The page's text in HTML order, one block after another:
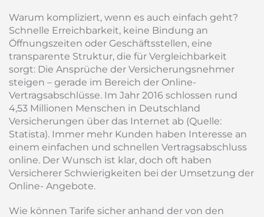
Warum kompliziert, wenn es auch einfach geht?
Schnelle Erreichbarkeit, keine Bindung an
Öffnungszeiten oder Geschäftsstellen, eine
transparente Struktur, die für Vergleichbarkeit
sorgt: Die Ansprüche der Versicherungsnehmer
steigen – gerade im Bereich der Online-
Vertragsabschlüsse. Im Jahr 2016 schlossen rund
4,53 Millionen Menschen in Deutschland
Versicherungen über das Internet ab (Quelle:
Statista). Immer mehr Kunden haben Interesse an
einem einfachen und schnellen Vertragsabschluss
online. Der Wunsch ist klar, doch oft haben
Versicherer Schwierigkeiten bei der Umsetzung der
Online- Angebote.
Wie können Tarife sicher anhand der von den